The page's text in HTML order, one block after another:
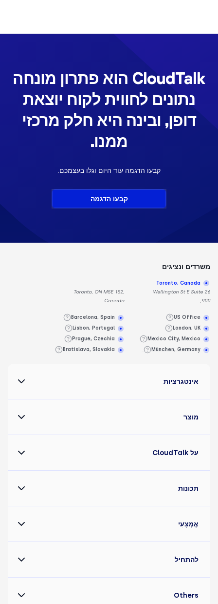
CloudTalk הוא פתרון מונחה
נתונים לחווית לקוח יוצאת
דופן, ובינה היא חלק מרכזי
ממנו.
קבעו הדגמה עוד היום וגלו בעצמכם.
קבעו הדגמה
משרדים ונציגים
Toronto, Canada
26 Wellington St E Suite
900,
Toronto, ON M5E 1S2,
Canada
US Office
London, UK
Mexico City, Mexico
München, Germany
Barcelona, Spain
Lisbon, Portugal
Prague, Czechia
Bratislava, Slovakia
אינטגרציות
מוצר
על CloudTalk
תכונות
אֶמְצָעִי
להתחיל
Others